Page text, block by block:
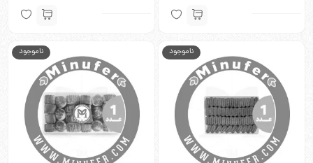
ناموجود ناموجود